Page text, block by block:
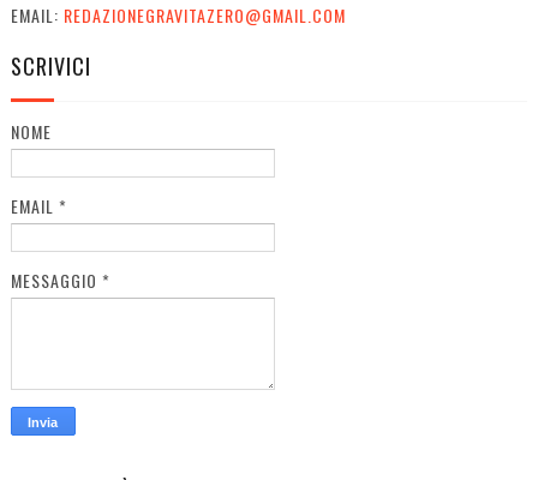
EMAIL: REDAZIONEGRAVITAZERO@GMAIL.COM
SCRIVICI
NOME
EMAIL *
MESSAGGIO *